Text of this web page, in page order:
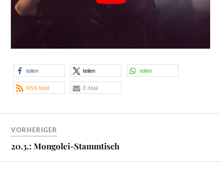
teilen teilen teilen
RSS-feed E-Mail
VORHERIGER
20.3.: Mongolei-Stammtisch